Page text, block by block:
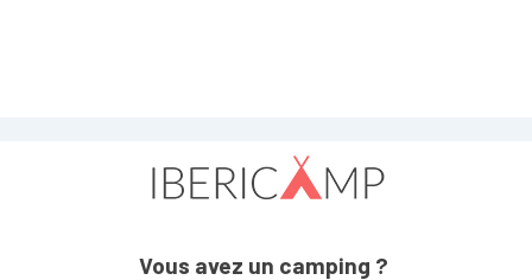
Vous avez un camping ?